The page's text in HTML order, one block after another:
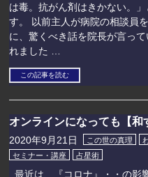
は毒。抗がん剤はきかない。」
す。 以前主人が病院の相談員
に、驚くべき話を院長が言って
れました …
この記事を読む
オンラインになっても【和
2020年9月21日 この世の真理
セミナー・講座
占星術
最近は、『コロナ』・・の影